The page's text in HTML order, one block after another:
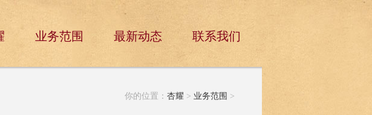
业务范围 最新动态 联系我们
你的位置： 杏耀 > 业务范围 >